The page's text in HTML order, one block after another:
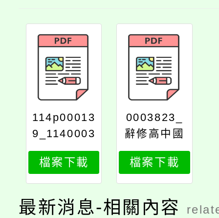
114p00013
9_1140003
823_att_pr
int
檔案下載
0003823_
辭修高中國
科會活動計
畫2025公函
版_250525
_173359
檔案下載
最新消息-相關內容